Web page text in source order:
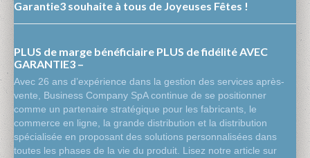
Garantie3 souhaite à tous de Joyeuses Fêtes !
PLUS de marge bénéficiaire PLUS de fidélité AVEC
GARANTIE3 –
Avec 26 ans d’expérience dans la gestion des services après-
vente, Business Company SpA continue de se positionner
comme un partenaire stratégique pour les fabricants, le
commerce en ligne, la grande distribution et la distribution
spécialisée en proposant des solutions personnalisées dans
toutes les phases de la vie du produit. Lisez notre article sur